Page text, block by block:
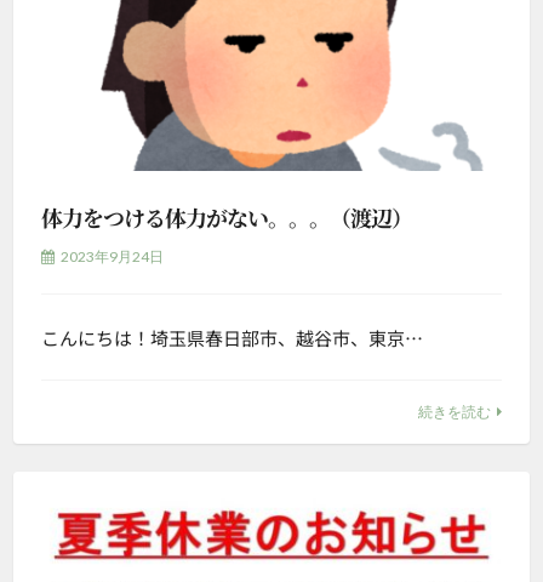
体力をつける体力がない。。。（渡辺）
2023年9月24日
こんにちは！埼玉県春日部市、越谷市、東京…
続きを読む